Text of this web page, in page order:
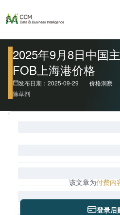
2025年9月8日中国
FOB上海港价格
发布日期：2025-09-29
价格洞察
除草剂
该文章为付费内
登录后